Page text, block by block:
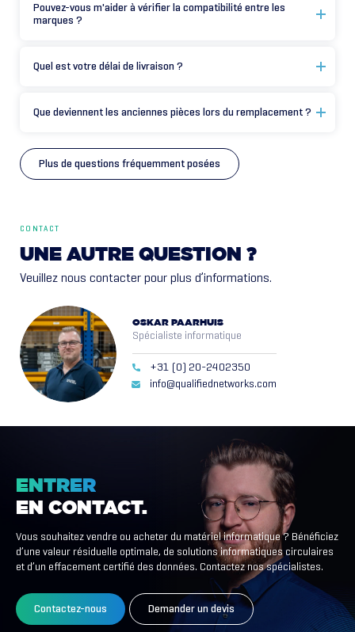
Pouvez-vous m'aider à vérifier la compatibilité entre les
marques ?
Quel est votre délai de livraison ?
Que deviennent les anciennes pièces lors du remplacement ?
Plus de questions fréquemment posées
CONTACT
UNE AUTRE QUESTION ?
Veuillez nous contacter pour plus d’informations.
OSKAR PAARHUIS
Spécialiste informatique
+31 (0) 20-2402350
info@qualifiednetworks.com
ENTRER
EN CONTACT.
Vous souhaitez vendre ou acheter du matériel informatique ? Bénéficiez
d’une valeur résiduelle optimale, de solutions informatiques circulaires
et d’un effacement certifié des données. Contactez nos spécialistes.
Contactez-nous Demander un devis